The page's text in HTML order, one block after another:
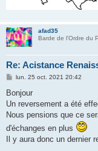
afad35
Barde de l'Ordre du
Re: Acistance
M
s
a
g
lun. 25 oct. 2021 20:42
Bonjour
Un reversement a été
Nous pensions que ce
d'échanges en plus
Il y aura donc un dernier